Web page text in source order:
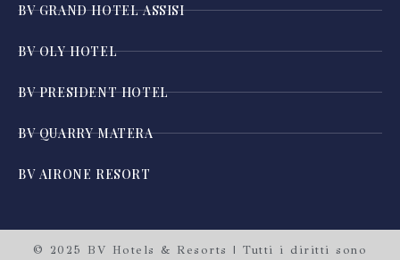
BV GRAND HOTEL ASSISI
BV OLY HOTEL
BV PRESIDENT HOTEL
BV QUARRY MATERA
BV AIRONE RESORT
© 2025 BV Hotels & Resorts | Tutti i diritti sono